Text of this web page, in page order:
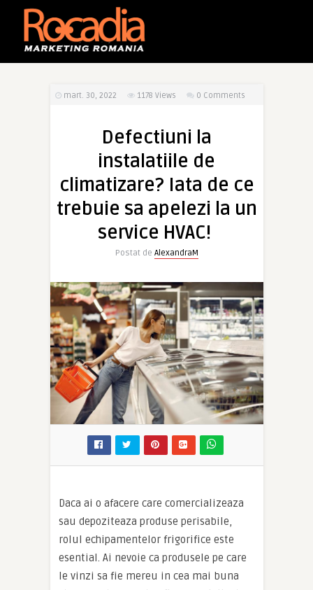
mart. 30, 2022 1178 Views 0 Comments
Defectiuni la
instalatiile de
climatizare? Iata de ce
trebuie sa apelezi la un
service HVAC!
Postat de AlexandraM
Daca ai o afacere care comercializeaza
sau depoziteaza produse perisabile,
rolul echipamentelor frigorifice este
esential. Ai nevoie ca produsele pe care
le vinzi sa fie mereu in cea mai buna